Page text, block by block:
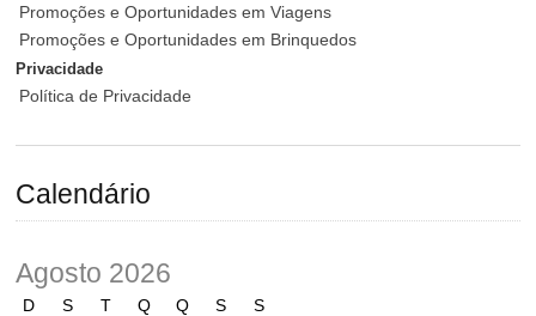
Promoções e Oportunidades em Viagens
Promoções e Oportunidades em Brinquedos
Privacidade
Política de Privacidade
Calendário
Agosto 2026
D S T Q Q S
S